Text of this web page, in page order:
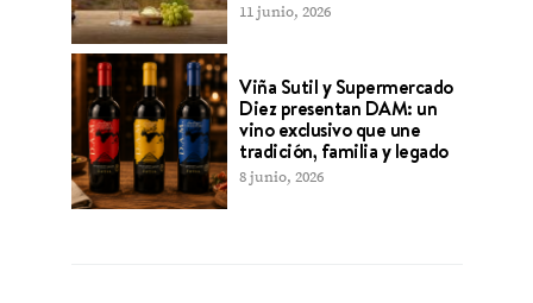
11 junio, 2026
Viña Sutil y Supermercado
Diez presentan DAM: un
vino exclusivo que une
tradición, familia y legado
8 junio, 2026